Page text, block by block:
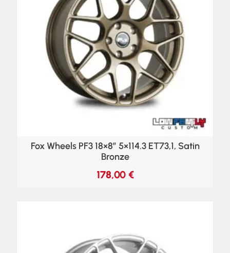
Fox Wheels PF3 18×8″ 5×114.3 ET73,1, Satin
Bronze
178,00 €